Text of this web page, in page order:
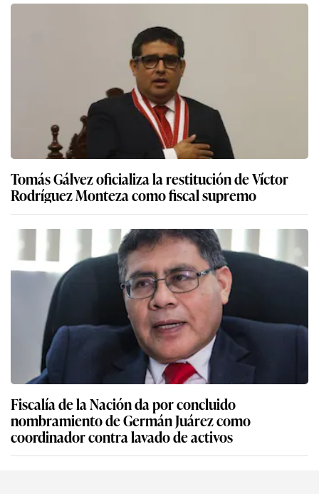
Tomás Gálvez oficializa la restitución de Víctor
Rodríguez Monteza como fiscal supremo
Fiscalía de la Nación da por concluido
nombramiento de Germán Juárez como
coordinador contra lavado de activos